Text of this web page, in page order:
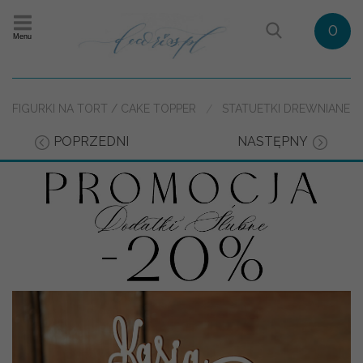
Menu 0
FIGURKI NA TORT / CAKE TOPPER STATUETKI DREWNIANE
POPRZEDNI NASTĘPNY